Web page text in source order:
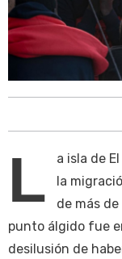
L
a isla de
la
de más
punto álgido fue
desilusión de